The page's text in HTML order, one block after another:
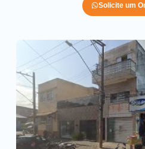
Solicite um